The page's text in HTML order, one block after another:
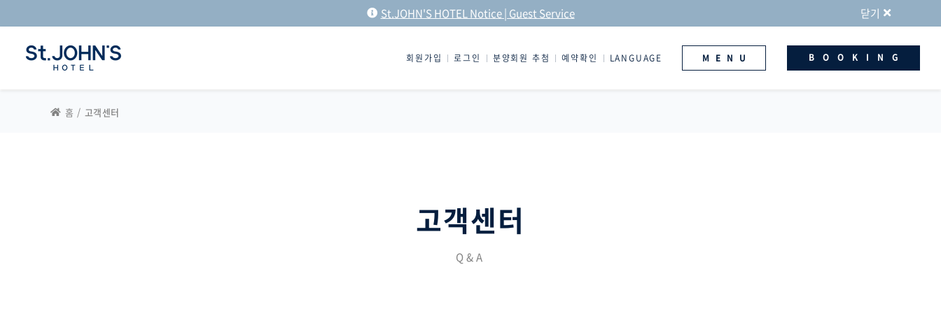
St.JOHN'S HOTEL Notice | Guest Service 닫기
회원가입 로그인 분양회원 추첨 예약확인 LANGUAGE MENU BOOKING
홈 고객센터
고객센터
Q&A